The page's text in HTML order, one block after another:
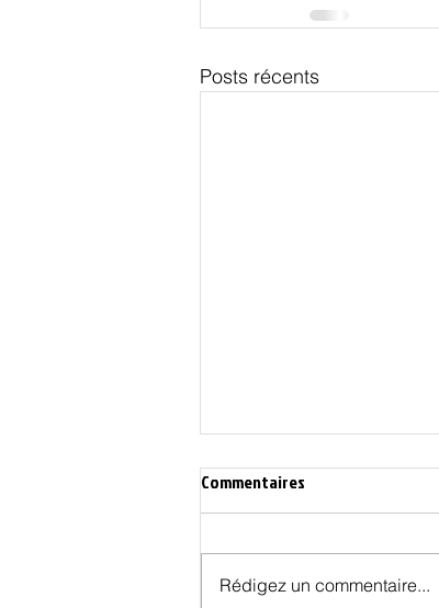
Posts récents
Commentaires
Rédigez un commentaire...